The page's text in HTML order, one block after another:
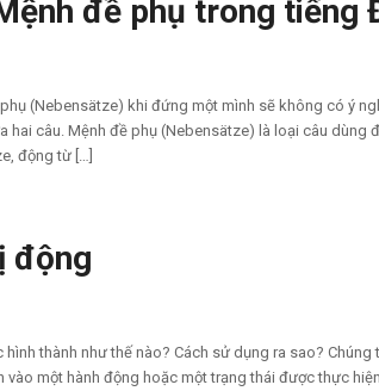
đề phụ trong tiếng
(Nebensätze) khi đứng một mình sẽ không có ý
hai câu. Mệnh đề phụ (Nebensätze) là loại câu dùng
động từ […]
động
thành như thế nào? Cách sử dụng ra sao? Chúng
vào một hành động hoặc một trạng thái được thực